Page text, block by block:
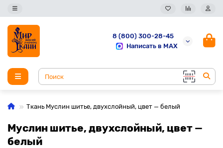
8 (800) 300-28-45
Написать в MAX
Ткань Муслин шитье, двухслойный, цвет — белый
Муслин шитье, двухслойный, цвет —
белый